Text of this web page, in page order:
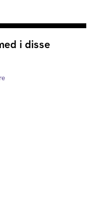
i disse